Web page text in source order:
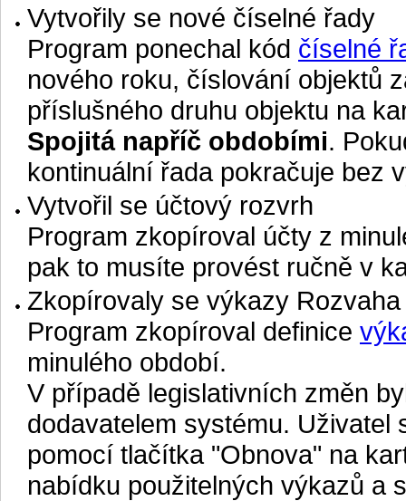
Vytvořily se nové číselné řady
Program ponechal kód číselné
nového roku, číslování objektů
příslušného druhu objektu na
Spojitá napříč obdobími.
kontinuální řada pokračuje bez
Vytvořil se účtový rozvrh
Program zkopíroval účty z
pak to musíte provést ručně v
Zkopírovaly se výkazy
Program zkopíroval definice
minulého období.
V případě legislativních změn
dodavatelem systému.
pomocí tlačítka "Obnova" na
nabídku použitelných výkazů a